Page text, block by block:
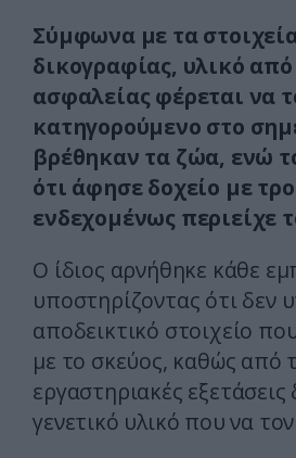
Σύμφωνα με τα
δικογραφίας, υλικό
ασφαλείας φέρεται να
κατηγορούμενο στο
βρέθηκαν τα ζώα, ενώ
ότι άφησε δοχείο με
ενδεχομένως περιείχε
Ο ίδιος αρνήθηκε κάθε
υποστηρίζοντας ότι δεν
αποδεικτικό στοιχείο
με το σκεύος, καθώς από
εργαστηριακές
γενετικό υλικό που να